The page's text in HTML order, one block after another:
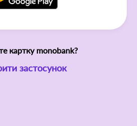
картку monobank?
застосунок